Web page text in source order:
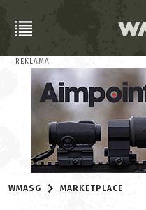
REKLAMA
WMASG MARKETPLACE